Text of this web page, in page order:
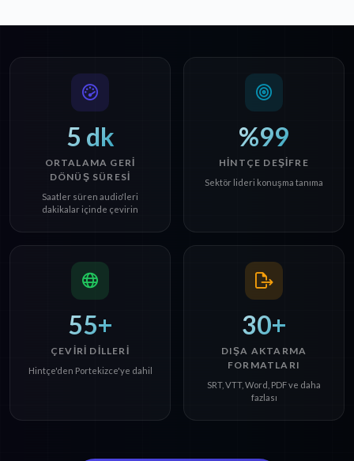
5 dk
ORTALAMA GERI
DÖNÜŞ SÜRESI
Saatler süren audio'leri
dakikalar içinde çevirin
%99
HINTÇE DEŞIFRE
Sektör lideri konuşma tanıma
55+
ÇEVIRI DILLERI
Hintçe'den Portekizce'ye dahil
30+
DIŞA AKTARMA
FORMATLARI
SRT, VTT, Word, PDF ve daha
fazlası